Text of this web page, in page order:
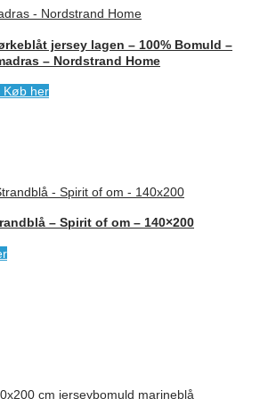
jersey lagen – 100% Bomuld –
– Nordstrand Home
kr..
Køb her
– Spirit of om – 140×200